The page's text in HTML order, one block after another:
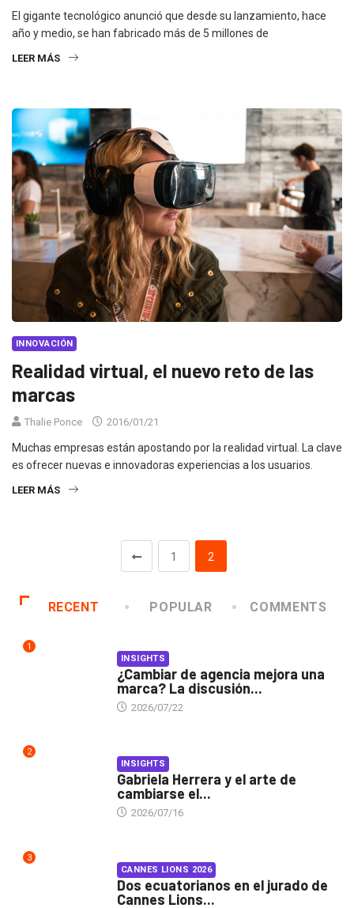
El gigante tecnológico anunció que desde su lanzamiento, hace
año y medio, se han fabricado más de 5 millones de
LEER MÁS
INNOVACIÓN
Realidad virtual, el nuevo reto de las
marcas
Thalie Ponce 2016/01/21
Muchas empresas están apostando por la realidad virtual. La clave
es ofrecer nuevas e innovadoras experiencias a los usuarios.
LEER MÁS
1 2
RECENT POPULAR COMMENTS
1
INSIGHTS
¿Cambiar de agencia mejora una
marca? La discusión...
2026/07/22
2
INSIGHTS
Gabriela Herrera y el arte de
cambiarse el...
2026/07/16
3
CANNES LIONS 2026
Dos ecuatorianos en el jurado de
Cannes Lions...